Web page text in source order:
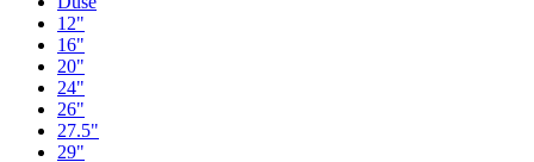
12"
16"
20"
24"
26"
27.5"
29"